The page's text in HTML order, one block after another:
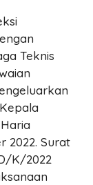
Teknis
2022. Surat
K/2022